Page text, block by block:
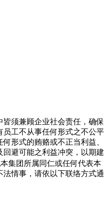
须兼顾企业社会责任，确保
工不从事任何形式之不公平
形式的贿赂或不正当利益、
避可能之利益冲突，以期建
集团所属同仁或任何代表本
情事，请依以下联络方式通